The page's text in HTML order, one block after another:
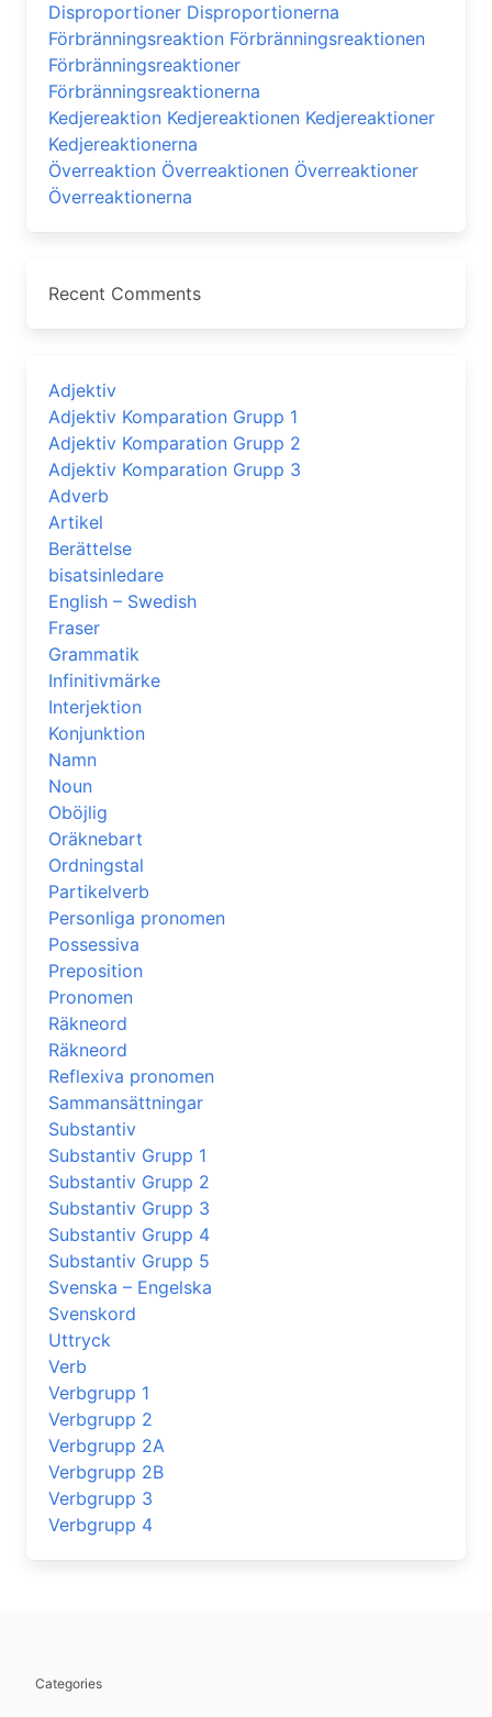
Disproportioner Disproportionerna
Förbränningsreaktion Förbränningsreaktionen
Förbränningsreaktioner
Förbränningsreaktionerna
Kedjereaktion Kedjereaktionen Kedjereaktioner
Kedjereaktionerna
Överreaktion Överreaktionen Överreaktioner
Överreaktionerna
Recent Comments
Adjektiv
Adjektiv Komparation Grupp 1
Adjektiv Komparation Grupp 2
Adjektiv Komparation Grupp 3
Adverb
Artikel
Berättelse
bisatsinledare
English – Swedish
Fraser
Grammatik
Infinitivmärke
Interjektion
Konjunktion
Namn
Noun
Oböjlig
Oräknebart
Ordningstal
Partikelverb
Personliga pronomen
Possessiva
Preposition
Pronomen
Räkneord
Räkneord
Reflexiva pronomen
Sammansättningar
Substantiv
Substantiv Grupp 1
Substantiv Grupp 2
Substantiv Grupp 3
Substantiv Grupp 4
Substantiv Grupp 5
Svenska – Engelska
Svenskord
Uttryck
Verb
Verbgrupp 1
Verbgrupp 2
Verbgrupp 2A
Verbgrupp 2B
Verbgrupp 3
Verbgrupp 4
Categories